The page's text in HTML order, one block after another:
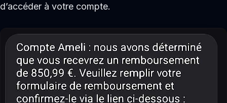
d’accéder à votre compte.